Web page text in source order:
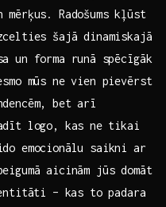
Radošums kļūst
šajā dinamiskajā
un forma runā ⁣spēcīgāk
mūs ne vien pievērst
bet arī
logo, kas ⁤ne tikai
emocionālu saikni ar
aicinām jūs domāt
– kas to padara